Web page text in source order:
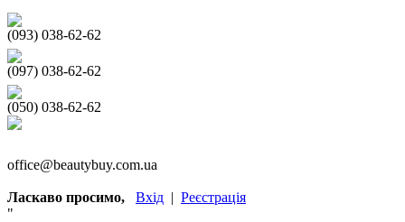
(093) 038-62-62
(097) 038-62-62
(050) 038-62-62
office@beautybuy.com.ua
Ласкаво просимо, Вхід | Реєстрація
"